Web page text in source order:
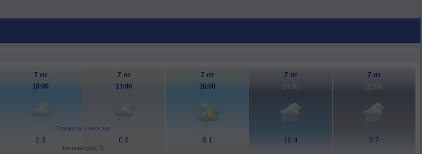
Осадки за 3 часа, мм
Температура, °C
7 пт 7 пт 7 пт 7 пт 7 пт
10:00 13:00 16:00 19:00 22:00
2.3 0.9 8.1 10.4 2.7